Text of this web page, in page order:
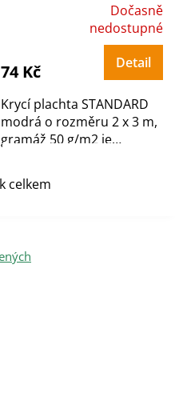
z
5
Dočasně
nedostupné
74 Kč Detail
Krycí plachta STANDARD
modrá o rozměru 2 x 3 m,
gramáž 50 g/m2 je
celkem